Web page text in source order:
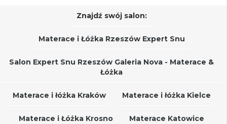
Znajdź swój salon:
Materace i Łóżka Rzeszów Expert Snu
Salon Expert Snu Rzeszów Galeria Nova - Materace &
Łóżka
Materace i łóżka Kraków Materace i łóżka Kielce
Materace i Łóżka Krosno Materace Katowice